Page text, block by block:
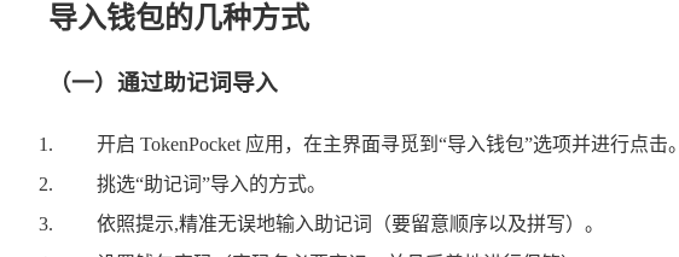
导入钱包的几种方式
（一）通过助记词导入
开启 TokenPocket 应用，在主界面寻觅到“导入钱包”选项并进行点击。
挑选“助记词”导入的方式。
依照提示,精准无误地输入助记词（要留意顺序以及拼写）。